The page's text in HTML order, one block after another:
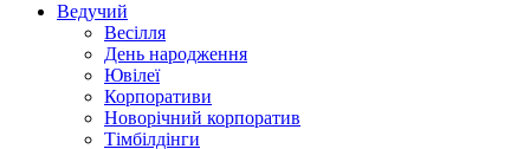
Ведучий
Весілля
День народження
Ювілеї
Корпоративи
Новорічний корпоратив
Тімбілдінги